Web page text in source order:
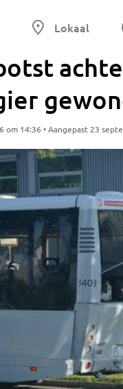
Lokaal
om 14:36 • Aangepast 23